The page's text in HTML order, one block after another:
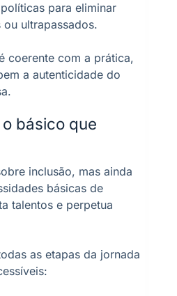
para eliminar
ultrapassados.
coerente com a prática,
a autenticidade do
básico que
inclusão, mas ainda
básicas de
talentos e perpetua
as etapas da jornada